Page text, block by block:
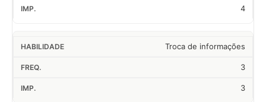
4
Troca de informações
3
3